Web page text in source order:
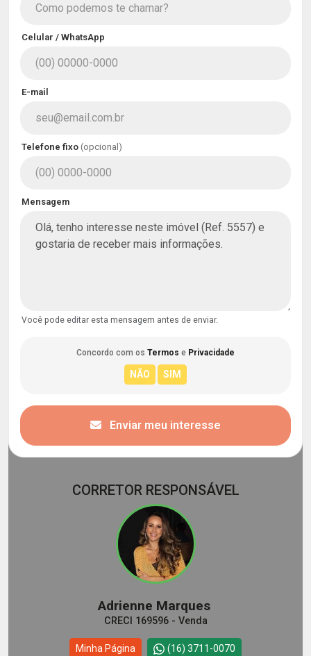
Celular / WhatsApp
E-mail
Telefone fixo (opcional)
Mensagem
Você pode editar esta mensagem antes de enviar.
Concordo com os Termos e Privacidade
Enviar meu interesse
CORRETOR RESPONSÁVEL
Adrienne Marques
CRECI 169596 - Venda
Minha Página (16) 3711-0070